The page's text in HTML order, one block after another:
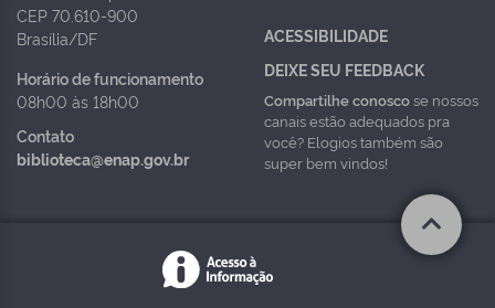
CEP 70.610-900
Brasília/DF
Horário de funcionamento
08h00 às 18h00
Contato
biblioteca@enap.gov.br
ACESSIBILIDADE
DEIXE SEU FEEDBACK
Compartilhe conoscose nossos
canais estão adequados pra
você? Elogios também são
super bem vindos!